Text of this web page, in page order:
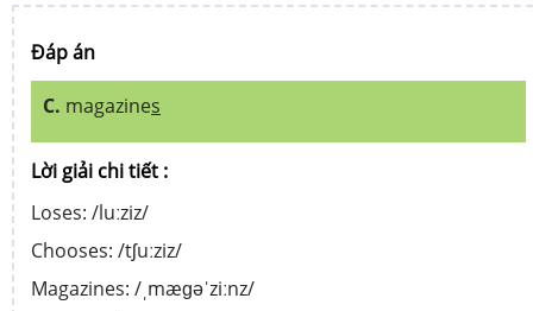
Đáp án
C. magazines
Lời giải chi tiết :
Loses: /luːziz/
Chooses: /tʃuːziz/
Magazines: /ˌmæɡəˈziːnz/